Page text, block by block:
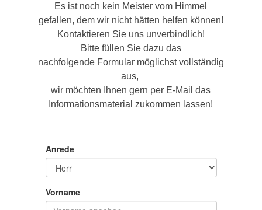
Es ist noch kein Meister vom Himmel
gefallen, dem wir nicht hätten helfen können!
Kontaktieren Sie uns unverbindlich!
Bitte füllen Sie dazu das
nachfolgende Formular möglichst vollständig
aus,
wir möchten Ihnen gern per E-Mail das
Informationsmaterial zukommen lassen!